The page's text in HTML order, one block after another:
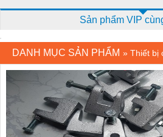
Sản phẩm VIP
DANH MỤC SẢN PHẨM » Thiết bị